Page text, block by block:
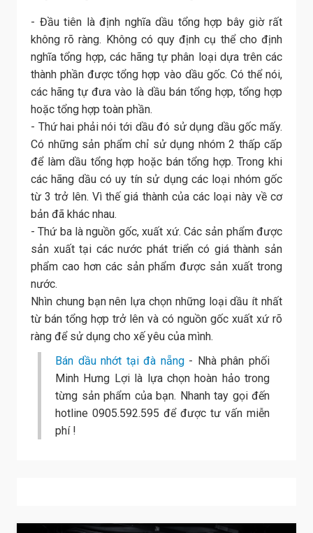
- Đầu tiên là định nghĩa dầu tổng hợp bây giờ rất
không rõ ràng. Không có quy định cụ thể cho định
nghĩa tổng hợp, các hãng tự phân loại dựa trên các
thành phần được tổng hợp vào dầu gốc. Có thể nói,
các hãng tự đưa vào là dầu bán tổng hợp, tổng hợp
hoặc tổng hợp toàn phần.
- Thứ hai phải nói tới dầu đó sử dụng dầu gốc mấy.
Có những sản phẩm chỉ sử dụng nhóm 2 thấp cấp
để làm dầu tổng hợp hoặc bán tổng hợp. Trong khi
các hãng dầu có uy tín sử dụng các loại nhóm gốc
từ 3 trở lên. Vì thế giá thành của các loại này về cơ
bản đã khác nhau.
- Thứ ba là nguồn gốc, xuất xứ. Các sản phẩm được
sản xuất tại các nước phát triển có giá thành sản
phẩm cao hơn các sản phẩm được sản xuất trong
nước.
Nhìn chung bạn nên lựa chọn những loại dầu ít nhất
từ bán tổng hợp trở lên và có nguồn gốc xuất xứ rõ
ràng để sử dụng cho xế yêu của mình.
Bán dầu nhớt tại đà nẵng- Nhà phân phối
Minh Hưng Lợi là lựa chọn hoàn hảo trong
từng sản phẩm của bạn. Nhanh tay gọi đến
hotline 0905.592.595 để được tư vấn miễn
phí !